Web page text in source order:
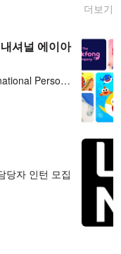
더보기
셔널 에이아
TELUS International Personalized Internet Ads Assessor 재택근무 (시간당/15달러)
당자 인턴 모집